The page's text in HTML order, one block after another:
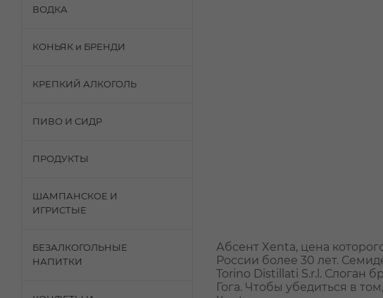
Абсент Xenta, цена
России более 30 лет.
Torino Distillati S.r.l. Слоган
Гога. Чтобы убедиться в
ВОДКА
КОНЬЯК и БРЕНДИ
КРЕПКИЙ АЛКОГОЛЬ
ПИВО И СИДР
ПРОДУКТЫ
ШАМПАНСКОЕ И
ИГРИСТЫЕ
БЕЗАЛКОГОЛЬНЫЕ
НАПИТКИ